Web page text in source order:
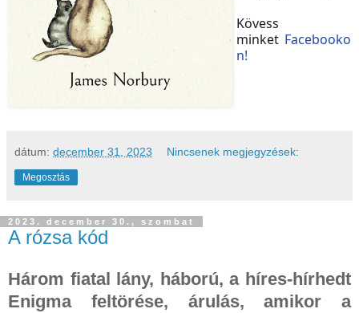
Kövess
minket Facebooko
n!
dátum: december 31, 2023 Nincsenek megjegyzések:
Megosztás
2023. december 30., szombat
A rózsa kód
Három fiatal lány, háború, a híres-hírhedt
Enigma feltörése, árulás, amikor a